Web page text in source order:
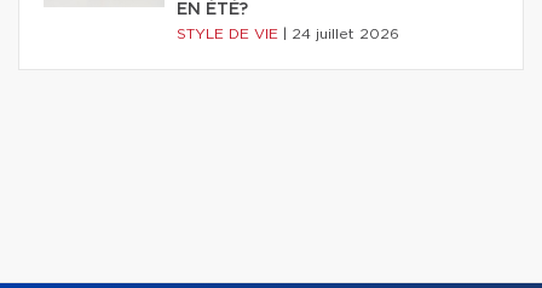
EN ÉTÉ?
STYLE DE VIE 24 juillet 2026